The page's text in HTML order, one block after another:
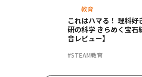
教育
#STEAM教育
これはハマる！ 理科
研の科学 きらめく宝
音レビュー】